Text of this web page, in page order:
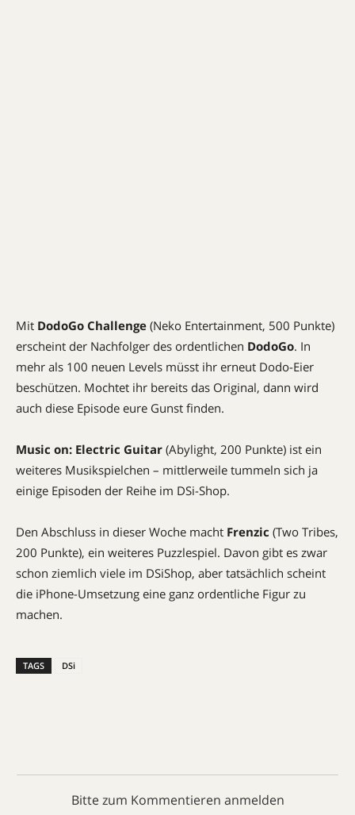
Mit DodoGo Challenge (Neko Entertainment, 500 Punkte)
erscheint der Nachfolger des ordentlichen DodoGo. In
mehr als 100 neuen Levels müsst ihr erneut Dodo-Eier
beschützen. Mochtet ihr bereits das Original, dann wird
auch diese Episode eure Gunst finden.
Music on: Electric Guitar (Abylight, 200 Punkte) ist ein
weiteres Musikspielchen – mittlerweile tummeln sich ja
einige Episoden der Reihe im DSi-Shop.
Den Abschluss in dieser Woche macht Frenzic (Two Tribes,
200 Punkte), ein weiteres Puzzlespiel. Davon gibt es zwar
schon ziemlich viele im DSiShop, aber tatsächlich scheint
die iPhone-Umsetzung eine ganz ordentliche Figur zu
machen.
TAGS DSi
Bitte zum Kommentieren anmelden